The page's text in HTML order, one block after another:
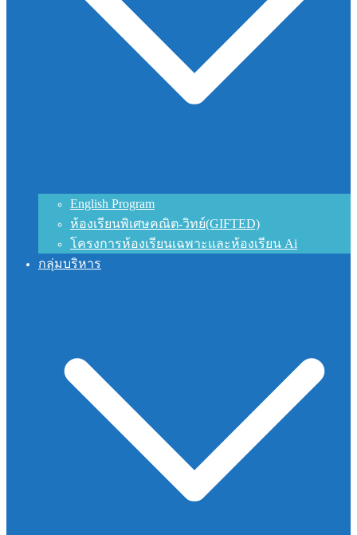
English Program
ห้องเรียนพิเศษคณิต-วิทย์(GIFTED)
โครงการห้องเรียนเฉพาะและห้องเรียน Ai
กลุ่มบริหาร